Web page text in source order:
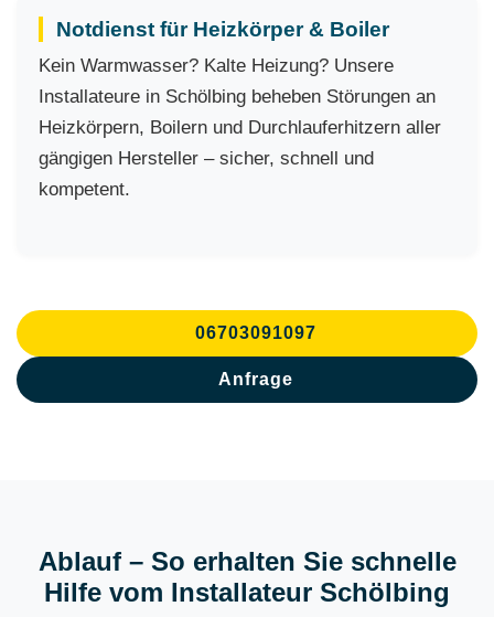
Notdienst für Heizkörper & Boiler
Kein Warmwasser? Kalte Heizung? Unsere
Installateure in Schölbing beheben Störungen an
Heizkörpern, Boilern und Durchlauferhitzern aller
gängigen Hersteller – sicher, schnell und
kompetent.
06703091097
Anfrage
Ablauf – So erhalten Sie schnelle
Hilfe vom Installateur Schölbing